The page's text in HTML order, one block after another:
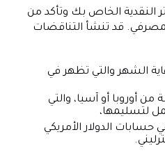
النقدية الخاص بك وتأكد من
قد تنشأ التناقضات
الشهر والتي تظهر في
من أوروبا أو آسيا، والتي
الدولار الأمريكي